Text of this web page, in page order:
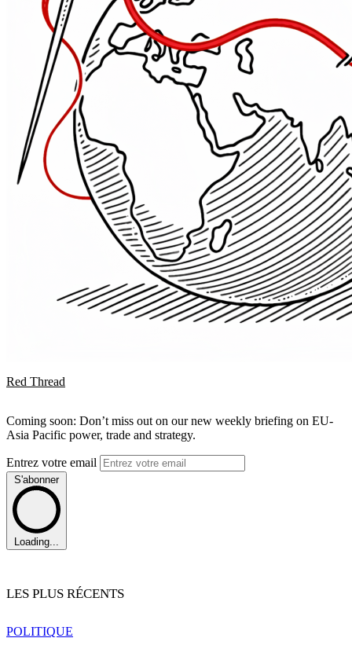
Red Thread
Coming soon: Don’t miss out on our new weekly briefing on EU-
Asia Pacific power, trade and strategy.
Entrez votre email
S'abonner
Loading...
LES PLUS RÉCENTS
POLITIQUE